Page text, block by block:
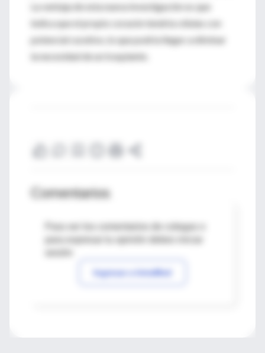
La ventaja de esta nueva investigación es que
indica que el propio corazón tendría células con
potencial curativo, lo que podría llegar a eliminar
la necesidad de un trasplante.
Comentarios
Para ver los comentarios de colegas o
Ingresar a IntraMed